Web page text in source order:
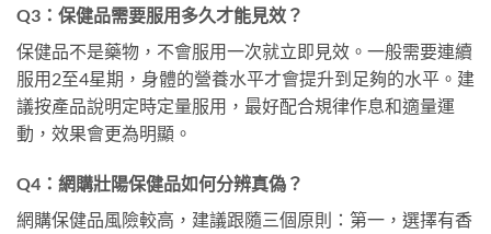
Q3：保健品需要服用多久才能見效？
保健品不是藥物，不會服用一次就立即見效。一般需要連續
服用2至4星期，身體的營養水平才會提升到足夠的水平。建
議按產品說明定時定量服用，最好配合規律作息和適量運
動，效果會更為明顯。
Q4：網購壯陽保健品如何分辨真偽？
網購保健品風險較高，建議跟隨三個原則：第一，選擇有香